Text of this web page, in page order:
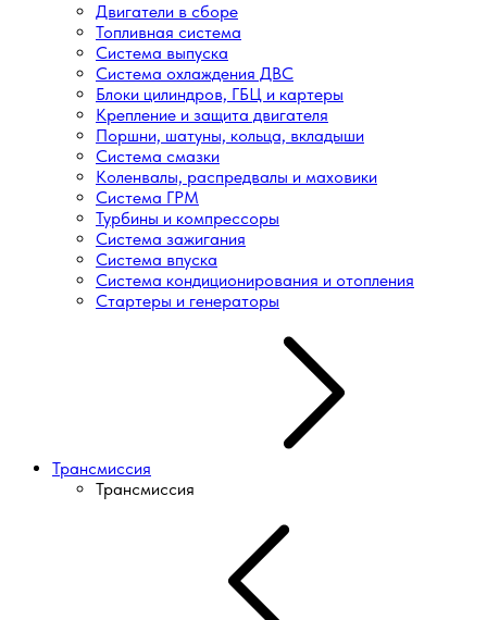
Двигатели в сборе
Топливная система
Система выпуска
Система охлаждения ДВС
Блоки цилиндров, ГБЦ и картеры
Крепление и защита двигателя
Поршни, шатуны, кольца, вкладыши
Система смазки
Коленвалы, распредвалы и маховики
Система ГРМ
Турбины и компрессоры
Система зажигания
Система впуска
Система кондиционирования и отопления
Стартеры и генераторы
Трансмиссия
Трансмиссия